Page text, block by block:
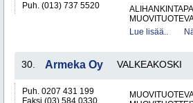
Puh. (013) 737 5520
Lue lisää..
30. Armeka Oy VALKEAKOSKI
Puh. 0207 431 199
Faksi (03) 584 0330